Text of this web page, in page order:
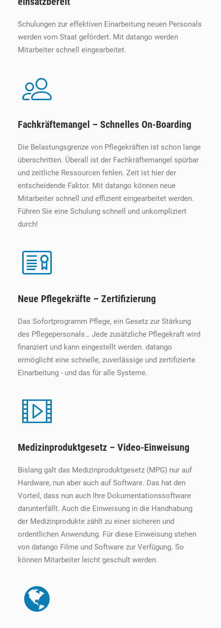
Schulungen zur effektiven Einarbeitung neuen Personals
werden vom Staat gefördert. Mit datango werden
Mitarbeiter schnell eingearbeitet.
Fachkräftemangel – Schnelles On-Boarding
Die Belastungsgrenze von Pflegekräften ist schon lange
überschritten. Überall ist der Fachkräftemangel spürbar
und zeitliche Ressourcen fehlen. Zeit ist hier der
entscheidende Faktor. Mit datango können neue
Mitarbeiter schnell und effizient eingearbeitet werden.
Führen Sie eine Schulung schnell und unkompliziert
durch!
Neue Pflegekräfte – Zertifizierung
Das Sofortprogramm Pflege, ein Gesetz zur Stärkung
des Pflegepersonals… Jede zusätzliche Pflegekraft wird
finanziert und kann eingestellt werden. datango
ermöglicht eine schnelle, zuverlässige und zertifizierte
Einarbeitung - und das für alle Systeme.
Medizinproduktgesetz – Video-Einweisung
Bislang galt das Medizinproduktgesetz (MPG) nur auf
Hardware, nun aber auch auf Software. Das hat den
Vorteil, dass nun auch Ihre Dokumentationssoftware
darunterfällt. Auch die Einweisung in die Handhabung
der Medizinprodukte zählt zu einer sicheren und
ordentlichen Anwendung. Für diese Einweisung stehen
von datango Filme und Software zur Verfügung. So
können Mitarbeiter leicht geschult werden.